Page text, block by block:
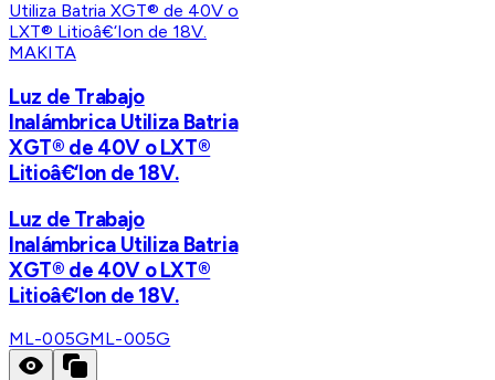
MAKITA
Luz de Trabajo
Inalámbrica Utiliza Batria
XGT® de 40V o LXT®
Litioâ€‘Ion de 18V.
Luz de Trabajo
Inalámbrica Utiliza Batria
XGT® de 40V o LXT®
Litioâ€‘Ion de 18V.
ML-005GML-005G